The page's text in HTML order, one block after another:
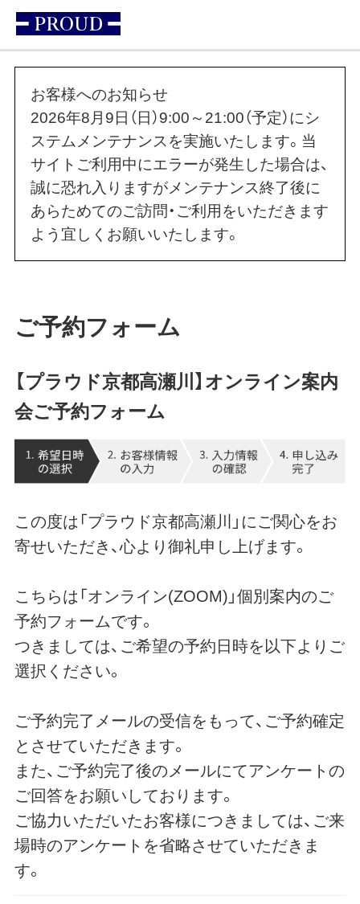
お客様へのお知らせ
2026年8月9日（日）9:00～21:00（予定）にシ
ステムメンテナンスを実施いたします。当
サイトご利用中にエラーが発生した場合は、
誠に恐れ入りますがメンテナンス終了後に
あらためてのご訪問・ご利用をいただきます
よう宜しくお願いいたします。
ご予約フォーム
【プラウド京都高瀬川】オンライン案内
会ご予約フォーム
この度は「プラウド京都高瀬川」にご関心をお
寄せいただき、心より御礼申し上げます。
こちらは「オンライン(ZOOM)」個別案内のご
予約フォームです。
つきましては、ご希望の予約日時を以下よりご
選択ください。
ご予約完了メールの受信をもって、ご予約確定
とさせていただきます。
また、ご予約完了後のメールにてアンケートの
ご回答をお願いしております。
ご協力いただいたお客様につきましては、ご来
場時のアンケートを省略させていただきま
す。